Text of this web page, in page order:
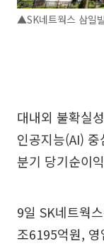
▲SK네트웍스 삼일
대내외 불확실
인공지능(AI)
분기 당기순이
9일 SK네트웍
조6195억원,